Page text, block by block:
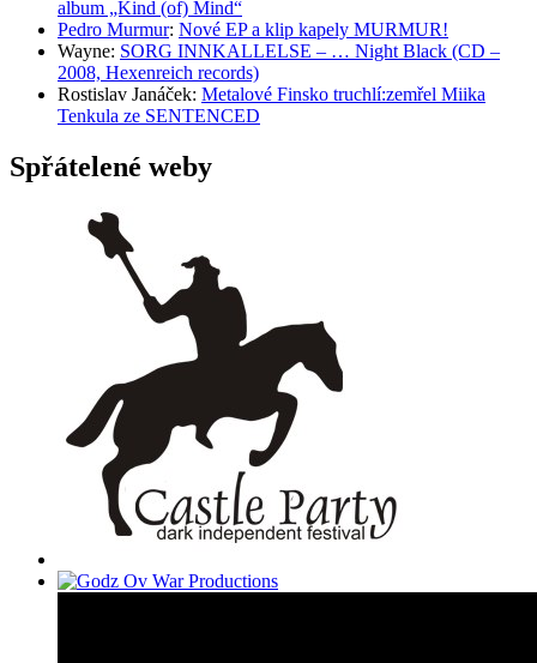
album „Kind (of) Mind“
Pedro Murmur: Nové EP a klip kapely MURMUR!
Wayne: SORG INNKALLELSE – … Night Black (CD –
2008, Hexenreich records)
Rostislav Janáček: Metalové Finsko truchlí:zemřel Miika
Tenkula ze SENTENCED
Spřátelené weby